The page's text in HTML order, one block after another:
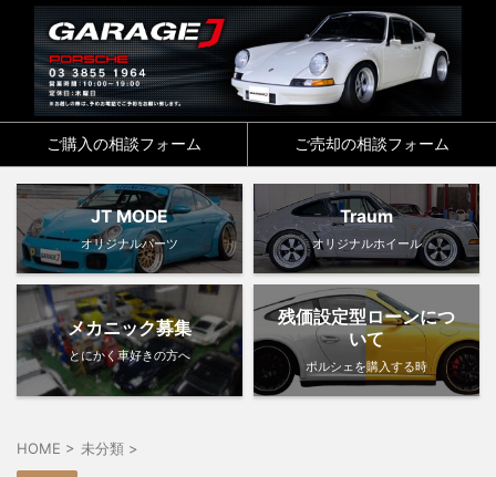
ご購入の相談フォーム ご売却の相談フォーム
JT MODE
オリジナルパーツ
Traum
オリジナルホイール
メカニック募集
とにかく車好きの方へ
残価設定型ローンにつ
いて
ポルシェを購入する時
HOME > 未分類 >